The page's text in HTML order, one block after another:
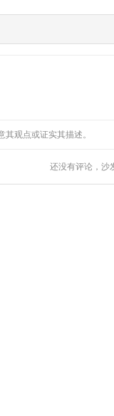
观点或证实其描述。
还没有评论，沙